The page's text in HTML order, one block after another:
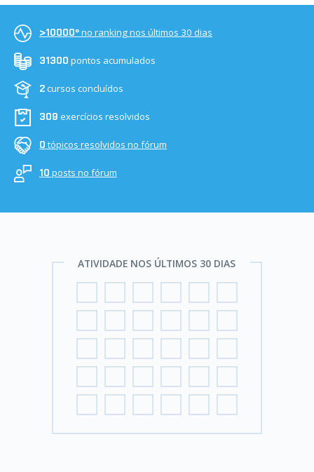
>10000ºno ranking nos últimos 30 dias
31300 pontos acumulados
2cursos concluídos
309 exercícios resolvidos
0 tópicos resolvidos no fórum
10 posts no fórum
ATIVIDADE NOS ÚLTIMOS 30 DIAS